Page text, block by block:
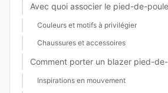
Avec quoi associer le pied-de-
Couleurs et motifs à privilégier
Chaussures et accessoires
Comment porter un blazer pied-de-
Inspirations en mouvement